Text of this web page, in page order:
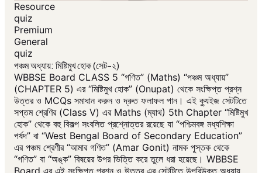
Resource
quiz
Premium
General
quiz
পঞ্চম অধ্যায়: মিষ্টিমুখ হোক (সেট-২)
WBBSE Board CLASS 5 “গণিত” (Maths) “পঞ্চম অধ্যায়”
(CHAPTER 5) এর “মিষ্টিমুখ হোক” (Onupat) থেকে সংক্ষিপ্ত প্রশ্ন
উত্তর ও MCQs সমাধান করুন ও দ্রুত ফলাফল পান। এই ক্যুইজ সেটটিতে
সপ্তম শ্রেণির (Class V) এর Maths (ম্যাথ) 5th Chapter “মিষ্টিমুখ
হোক” থেকে বহু বিকল্প সংবলিত প্রশ্নোত্তর রয়েছে যা “পশ্চিমবঙ্গ মধ্যশিক্ষা
পর্ষদ” বা “West Bengal Board of Secondary Education”
এর পঞ্চম শ্রেণীর “আমার গণিত” (Amar Gonit) নামক পুস্তক থেকে
“গণিত” বা “অঙ্ক” বিষয়ের উপর ভিত্তি করে তুলে ধরা হয়েছে। WBBSE